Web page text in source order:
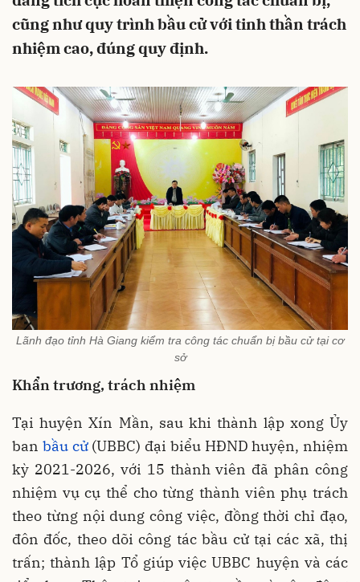
cũng như quy trình bầu cử với tinh thần trách
nhiệm cao, đúng quy định.
Lãnh đạo tỉnh Hà Giang kiểm tra công tác chuẩn bị bầu cử tại cơ
sở
Khẩn trương, trách nhiệm
Tại huyện Xín Mần, sau khi thành lập xong Ủy
ban bầu cử(UBBC) đại biểu HĐND huyện, nhiệm
kỳ 2021-2026, với 15 thành viên đã phân công
nhiệm vụ cụ thể cho từng thành viên phụ trách
theo từng nội dung công việc, đồng thời chỉ đạo,
đôn đốc, theo dõi công tác bầu cử tại các xã, thị
trấn; thành lập Tổ giúp việc UBBC huyện và các